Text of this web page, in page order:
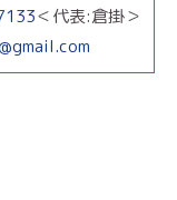
＜代表:倉掛＞